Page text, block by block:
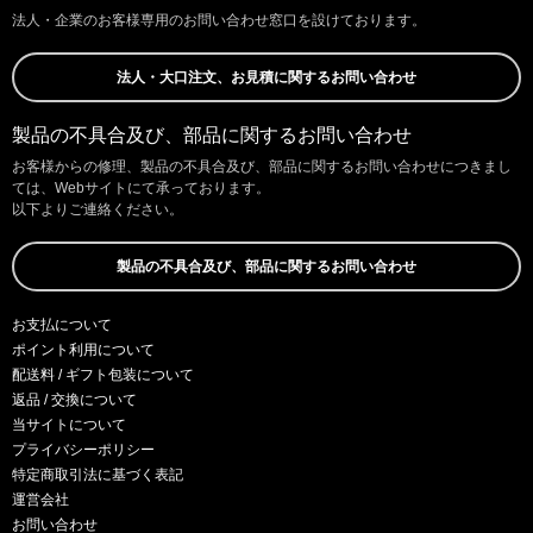
法人・企業のお客様専用のお問い合わせ窓口を設けております。
法人・大口注文、お見積に関するお問い合わせ
製品の不具合及び、部品に関するお問い合わせ
お客様からの修理、製品の不具合及び、部品に関するお問い合わせにつきまし
ては、Webサイトにて承っております。
以下よりご連絡ください。
製品の不具合及び、部品に関するお問い合わせ
お支払について
ポイント利用について
配送料 / ギフト包装について
返品 / 交換について
当サイトについて
プライバシーポリシー
特定商取引法に基づく表記
運営会社
お問い合わせ